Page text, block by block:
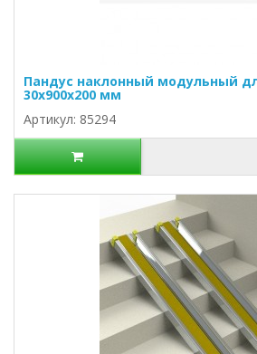
Пандус наклонный модульный
30х900х200 мм
Артикул: 85294